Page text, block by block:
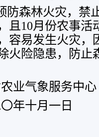
森林火灾，禁
且10月份农事活
容易发生火灾，
火险隐患，防止
气象服务中心
十月一日